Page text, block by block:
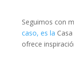
Seguimos con
caso, es la
ofrece